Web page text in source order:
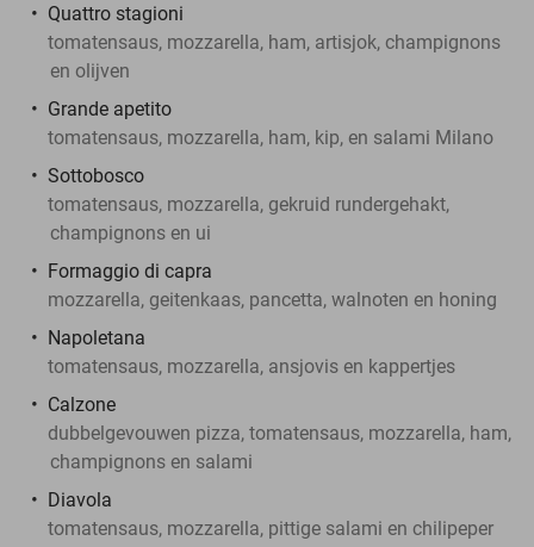
Quattro stagioni
tomatensaus, mozzarella, ham, artisjok, champignons
en olijven
Grande apetito
tomatensaus, mozzarella, ham, kip, en salami Milano
Sottobosco
tomatensaus, mozzarella, gekruid rundergehakt,
champignons en ui
Formaggio di capra
mozzarella, geitenkaas, pancetta, walnoten en honing
Napoletana
tomatensaus, mozzarella, ansjovis en kappertjes
Calzone
dubbelgevouwen pizza, tomatensaus, mozzarella, ham,
champignons en salami
Diavola
tomatensaus, mozzarella, pittige salami en chilipeper